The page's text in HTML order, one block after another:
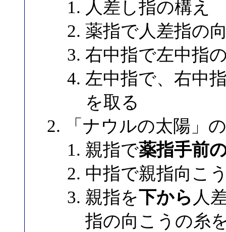
人差し指の構え
薬指で人差指の
右中指で左中指
左中指で、右中
を取る
「ナウルの太陽」
親指で薬指手前
中指で親指向こ
親指を下から 人
指の向こうの糸